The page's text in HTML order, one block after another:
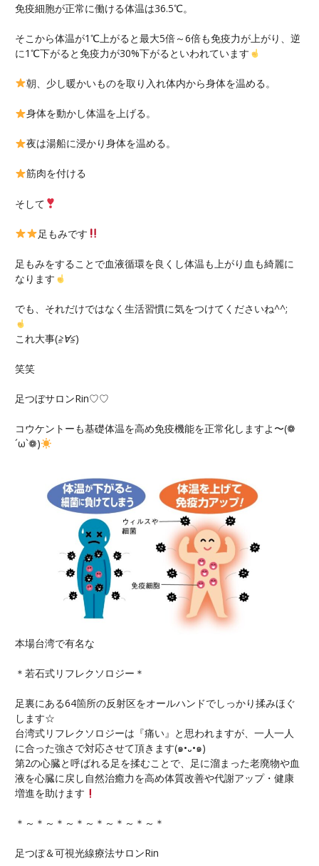
免疫細胞が正常に働ける体温は36.5℃。
そこから体温が1℃上がると最大5倍～6倍も免疫力が上がり、逆
に1℃下がると免疫力が30%下がるといわれています
朝、少し暖かいものを取り入れ体内から身体を温める。
身体を動かし体温を上げる。
夜は湯船に浸かり身体を温める。
筋肉を付ける
そして
足もみです
足もみをすることで血液循環を良くし体温も上がり血も綺麗に
なります
でも、それだけではなく生活習慣に気をつけてくださいね^^;
これ大事(≧∀≦)
笑笑
足つぼサロンRin♡♡
コウケントーも基礎体温を高め免疫機能を正常化しますよ〜(❁
´ω`❁)
本場台湾で有名な
＊若石式リフレクソロジー＊
足裏にある64箇所の反射区をオールハンドでしっかり揉みほぐ
します☆
台湾式リフレクソロジーは『痛い』と思われますが、一人一人
に合った強さで対応させて頂きます(๑•᎑•๑)
第2の心臓と呼ばれる足を揉むことで、足に溜まった老廃物や血
液を心臓に戻し自然治癒力を高め体質改善や代謝アップ・健康
増進を助けます
＊～＊～＊～＊～＊～＊～＊～＊
足つぼ＆可視光線療法サロンRin